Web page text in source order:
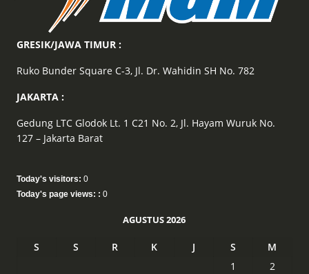
GRESIK/JAWA TIMUR :
Ruko Bunder Square C-3, Jl. Dr. Wahidin SH No. 782
JAKARTA :
Gedung LTC Glodok Lt. 1 C21 No. 2, Jl. Hayam Wuruk No.
127 – Jakarta Barat
Today's visitors: 0
Today's page views: : 0
AGUSTUS 2026
S S R K J S
M
1
2